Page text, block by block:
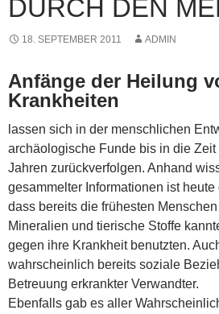
DURCH DEN
18. SEPTEMBER 2011 ADMIN
Anfänge der Heilung
Krankheiten
lassen sich in der menschlichen
archäologische Funde bis in die
Jahren zurückverfolgen. Anhand
gesammelter Informationen ist
dass bereits die frühesten
Mineralien und tierische Stoffe
gegen ihre Krankheit benutzten.
wahrscheinlich bereits soziale
Betreuung erkrankter Verwandter.
Ebenfalls gab es aller